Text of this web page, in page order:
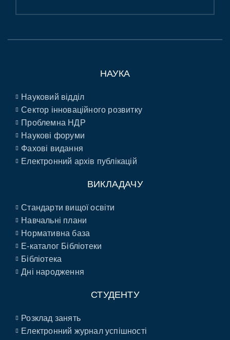
НАУКА
Науковий відділ
Сектор інноваційного розвитку
Проблемна НДР
Наукові форуми
Фахові видання
Електронний архів публікацій
ВИКЛАДАЧУ
Стандарти вищої освіти
Навчальні плани
Нормативна база
E-каталог Бібліотеки
Бібліотека
Дні народження
СТУДЕНТУ
Розклад занять
Електронний журнал успішності